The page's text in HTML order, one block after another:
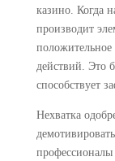
казино. Когда
производит
действий. Это
способствует
Нехватка
профессионалы